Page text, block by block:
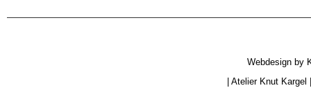
Webdesign by
|Atelier Knut Kargel